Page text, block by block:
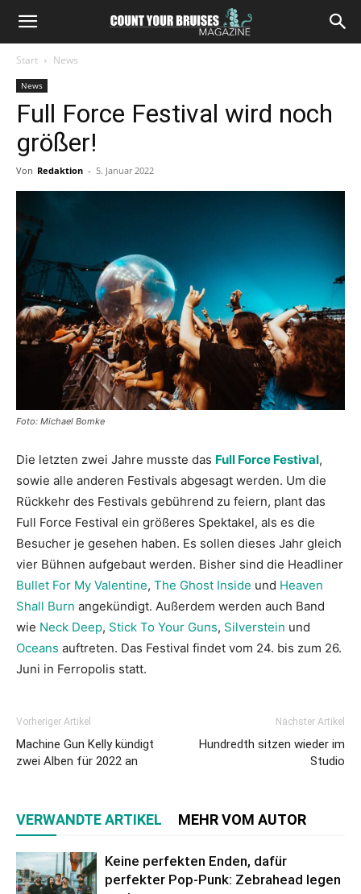
Start News
News
Full Force Festival wird noch
größer!
Von Redaktion - 5. Januar 2022
Foto: Michael Bomke
Die letzten zwei Jahre musste das Full Force Festival,
sowie alle anderen Festivals abgesagt werden. Um die
Rückkehr des Festivals gebührend zu feiern, plant das
Full Force Festival ein größeres Spektakel, als es die
Besucher je gesehen haben. Es sollen dieses Jahr gleich
vier Bühnen aufgebaut werden. Bisher sind die Headliner
Bullet For My Valentine, The Ghost Inside und Heaven
Shall Burn angekündigt. Außerdem werden auch Band
wie Neck Deep, Stick To Your Guns, Silverstein und
Oceans auftreten. Das Festival findet vom 24. bis zum 26.
Juni in Ferropolis statt.
Vorheriger Artikel
Machine Gun Kelly kündigt
zwei Alben für 2022 an
Nächster Artikel
Hundredth sitzen wieder im
Studio
VERWANDTE ARTIKEL MEHR VOM AUTOR
Keine perfekten Enden, dafür
perfekter Pop-Punk: Zebrahead legen